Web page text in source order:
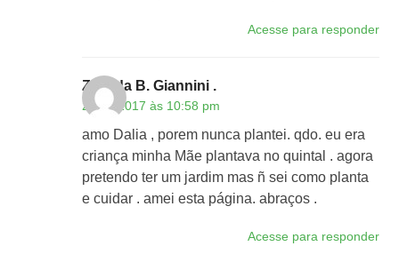
Acesse para responder
Zelinda B. Giannini .
24/04/2017 às 10:58 pm
amo Dalia , porem nunca plantei. qdo. eu era
criança minha Mãe plantava no quintal . agora
pretendo ter um jardim mas ñ sei como planta
e cuidar . amei esta página. abraços .
Acesse para responder